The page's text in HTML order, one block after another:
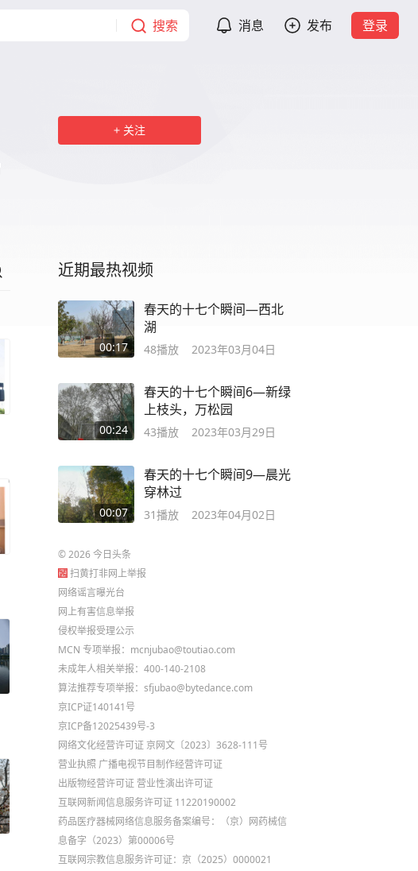
搜索 消息 发布 登录
关注
近期最热视频
00:17
春天的十七个瞬间—西北
湖
48播放 2023年03月04日
00:24
春天的十七个瞬间6—新绿
上枝头，万松园
43播放 2023年03月29日
00:07
春天的十七个瞬间9—晨光
穿林过
31播放 2023年04月02日
©2026今日头条
扫黄打非网上举报
网络谣言曝光台
网上有害信息举报
侵权举报受理公示
MCN 专项举报：mcnjubao@toutiao.com
未成年人相关举报：400-140-2108
算法推荐专项举报：sfjubao@bytedance.com
京ICP证140141号
京ICP备12025439号-3
网络文化经营许可证 京网文〔2023〕3628-111号
营业执照 广播电视节目制作经营许可证
出版物经营许可证 营业性演出许可证
互联网新闻信息服务许可证 11220190002
药品医疗器械网络信息服务备案编号：（京）网药械信
息备字（2023）第00006号
互联网宗教信息服务许可证：京（2025）0000021